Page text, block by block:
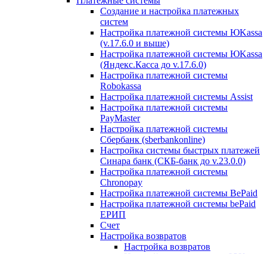
Создание и настройка платежных
систем
Настройка платежной системы ЮKassa
(v.17.6.0 и выше)
Настройка платежной системы ЮKassa
(Яндекс.Касса до v.17.6.0)
Настройка платежной системы
Robokassa
Настройка платежной системы Assist
Настройка платежной системы
PayMaster
Настройка платежной системы
Сбербанк (sberbankonline)
Настройка системы быстрых платежей
Синара банк (СКБ-банк до v.23.0.0)
Настройка платежной системы
Chronopay
Настройка платежной системы BePaid
Настройка платежной системы bePaid
ЕРИП
Счет
Настройка возвратов
Настройка возвратов